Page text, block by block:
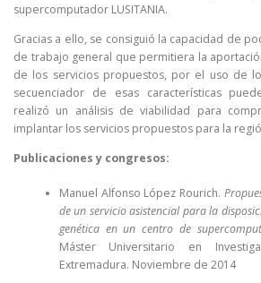
supercomputador LUSITANIA.
Gracias a ello, se consiguió la capacidad de
de trabajo general que permitiera la
de los servicios propuestos, por el uso de
secuenciador de esas características
realizó un análisis de viabilidad para
implantar los servicios propuestos para la
Publicaciones y congresos:
Manuel Alfonso López Rourich.
de un servicio asistencial para la
genética en un centro de
Máster Universitario en
Extremadura. Noviembre de 2014